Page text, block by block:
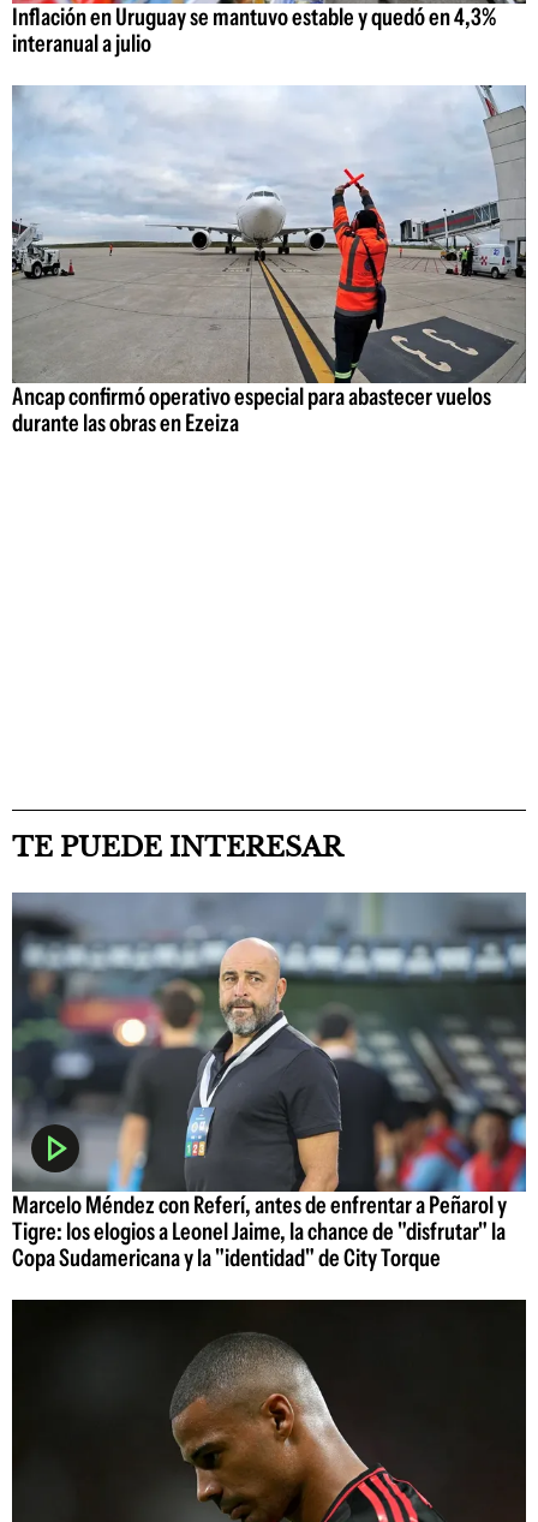
Inflación en Uruguay se mantuvo estable y quedó en 4,3%
interanual a julio
Ancap confirmó operativo especial para abastecer vuelos
durante las obras en Ezeiza
TE PUEDE INTERESAR
Marcelo Méndez con Referí, antes de enfrentar a Peñarol y
Tigre: los elogios a Leonel Jaime, la chance de "disfrutar" la
Copa Sudamericana y la "identidad" de City Torque